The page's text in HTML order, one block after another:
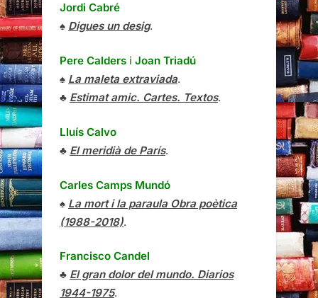
Jordi Cabré
♠ Digues un desig.
Pere Calders i Joan Triadú
♠ La maleta extraviada.
♣ Estimat amic. Cartes. Textos.
Lluís Calvo
♣ El meridià de París.
Carles Camps Mundó
♠ La mort i la paraula Obra poètica
(1988-2018).
Francisco Candel
♣ El gran dolor del mundo. Diarios
1944-1975.